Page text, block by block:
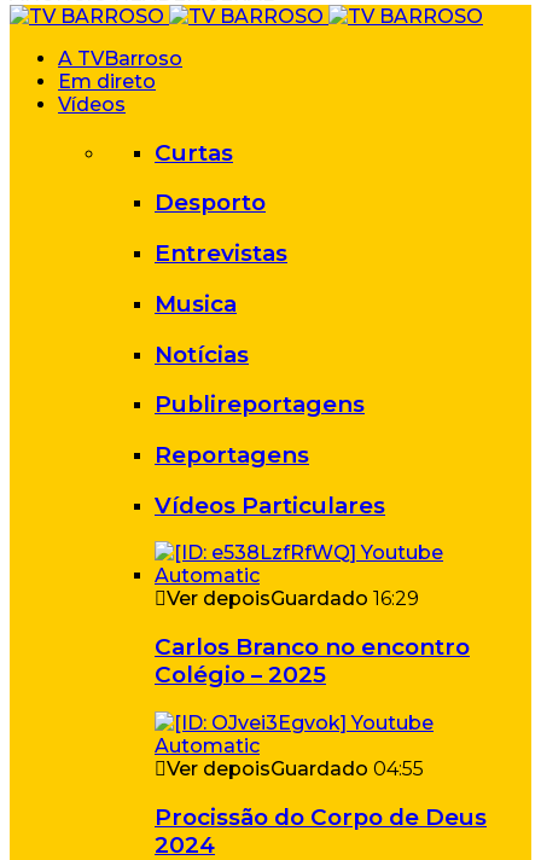
A TVBarroso
Em direto
Vídeos
Curtas
Desporto
Entrevistas
Musica
Notícias
Publireportagens
Reportagens
Vídeos Particulares
Ver depoisGuardado 16:29
Carlos Branco no encontro
Colégio – 2025
Ver depoisGuardado 04:55
Procissão do Corpo de Deus
2024